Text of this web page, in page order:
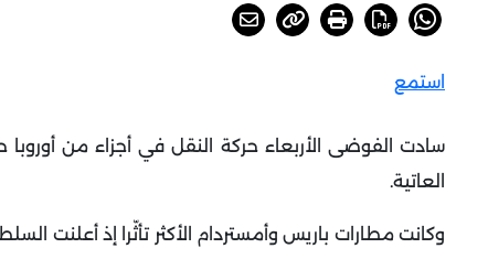
استمع
سادت الفوضى الأربعاء حركة النقل في أجزاء من أوروبا
العاتية.
وكانت مطارات باريس وأمستردام الأكثر تأثّرا إذ أعلنت